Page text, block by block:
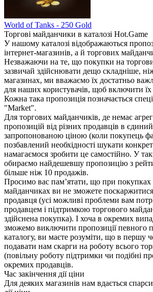
World of Tanks - 250 Gold
Торгові майданчики в каталозі Hot.Game
У нашому каталозі відображаються
інтернет-магазинів, а й торгових
Незважаючи на те, що покупки на
зазвичай здійснювати дещо складніше,
магазинах, ми вважаємо їх достатньо
для наших користувачів, щоб включити
Кожна така пропозиція позначається
"Market".
Для торгових майданчиків, де немає
пропозицій від різних продавців в
запропонованою ціною (коли покупець
позбавлений необхідності шукати
намагаємося зробити це самостійно. У
обираємо найдешевшу пропозицію з
більше ніж 10 продажів.
Просимо вас пам’ятати, що при покупках
майданчиках ви не зможете
продавця (усі можливі проблеми вам
продавцем і підтримкою торгового
здійснена покупка). І хоча в окремих
зможемо виключити пропозиції певного
каталогу, ви маєте розуміти, що в першу
подавати нам скарги на роботу всього
(повільну роботу підтримки чи подібні
окремих продавців.
Час закінчення дії ціни
Для деяких магазинів нам вдається